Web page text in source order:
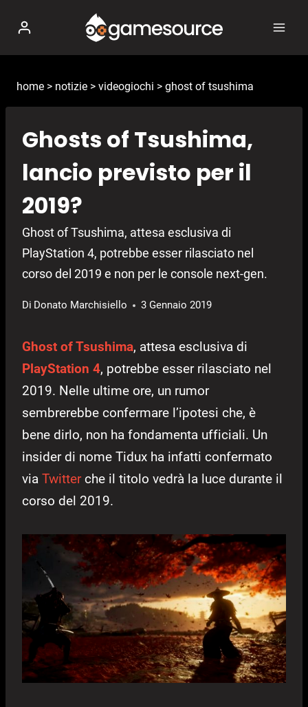
contenuto
home > notizie > videogiochi > ghost of tsushima
Ghosts of Tsushima,
lancio previsto per il
2019?
Ghost of Tsushima, attesa esclusiva di
PlayStation 4, potrebbe esser rilasciato nel
corso del 2019 e non per le console next-gen.
Di Donato Marchisiello 3 Gennaio 2019
Ghost of Tsushima, attesa esclusiva di
PlayStation 4, potrebbe esser rilasciato nel
2019. Nelle ultime ore, un rumor
sembrerebbe confermare l’ipotesi che, è
bene dirlo, non ha fondamenta ufficiali. Un
insider di nome Tidux ha infatti confermato
via Twitterche il titolo vedrà la luce durante il
corso del 2019.